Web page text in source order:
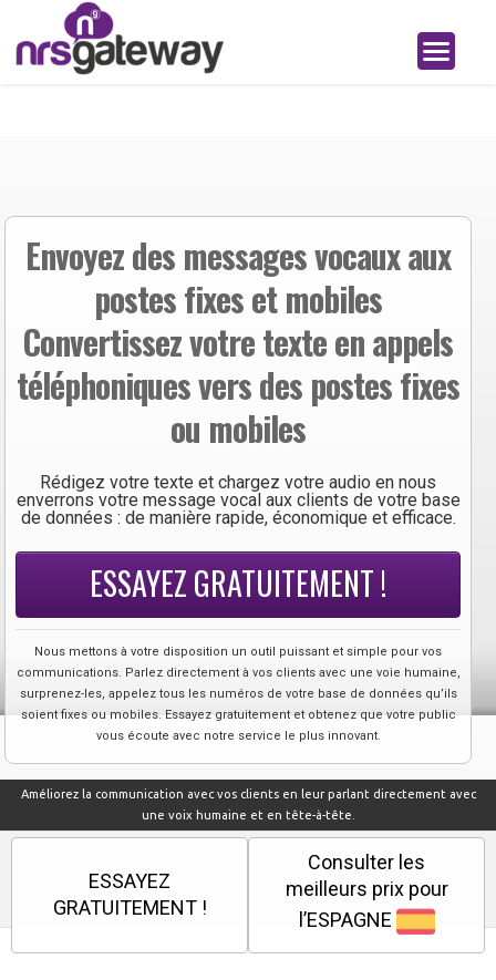
Envoyez des messages vocaux aux
postes fixes et mobiles
Convertissez votre texte en appels
téléphoniques vers des postes fixes
ou mobiles
Rédigez votre texte et chargez votre audio en nous
enverrons votre message vocal aux clients de votre base
de données : de manière rapide, économique et efficace.
ESSAYEZ GRATUITEMENT !
Nous mettons à votre disposition un outil puissant et simple pour vos
communications. Parlez directement à vos clients avec une voie humaine,
surprenez-les, appelez tous les numéros de votre base de données qu’ils
soient fixes ou mobiles. Essayez gratuitement et obtenez que votre public
vous écoute avec notre service le plus innovant.
Améliorez la communication avec vos clients en leur parlant directement avec
une voix humaine et en tête-à-tête.
ESSAYEZ
GRATUITEMENT !
Consulter les
meilleurs prix pour
l’ESPAGNE